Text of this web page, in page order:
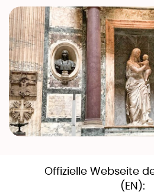
Offizielle Webseite
(EN):